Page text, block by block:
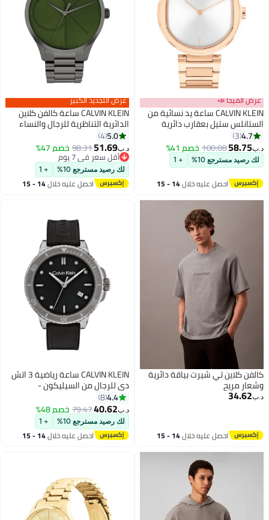
عرض الميجا 📣
CALVIN KLEIN ساعة يد نسائية من
الستانلس ستيل بعقارب دائرية
الشكل - 25200253 - 36 ملم
4.7
3
د.ب‏58.75
100.08خصم 41%
لك رصيد مسترجع 10% + 1
احصل عليه خلال 14 - 15
عرض التجديد الكبير
CALVIN KLEIN ساعة كالفن كلاين
الدائرية التناظرية للرجال والنساء
بحالة خضراء - 25300027
5.0
4
د.ب‏51.69
98.31خصم 47%
أقل سعر في 7 يوم
أقل سعر في 7 يوم
لك رصيد مسترجع 10% + 1
احصل عليه خلال 14 - 15
كالفن كلاين تي شيرت بياقة دائرية
وشعار مريح
د.ب‏34.62
احصل عليه خلال 14 - 15
CALVIN KLEIN ساعة رياضية 3 اتش
دي للرجال من السيليكون -
25200207
4.4
8
د.ب‏40.62
79.47خصم 48%
لك رصيد مسترجع 10% + 1
احصل عليه خلال 14 - 15